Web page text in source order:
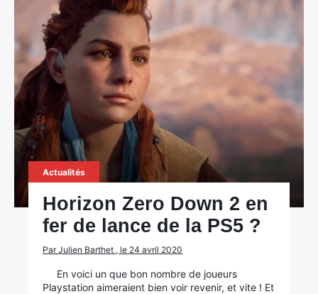
Actualités
Horizon Zero Down 2 en
fer de lance de la PS5 ?
Par Julien Barthet , le 24 avril 2020
En voici un que bon nombre de joueurs
Playstation aimeraient bien voir revenir, et vite ! Et
×
Rechercher
: